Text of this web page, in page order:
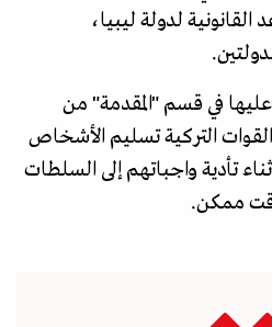
القانونية لدولة ليبيا،
في قسم "المقدمة" من
التركية تسليم الأشخاص
تأدية واجباتهم إلى السلطات
ممكن.